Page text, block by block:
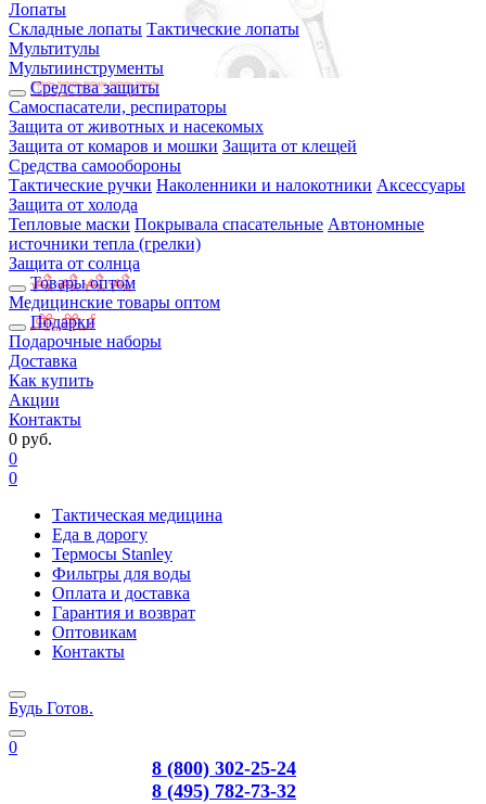
Лопаты
Складные лопаты Тактические лопаты
Мультитулы
Мультиинструменты
Средства защиты
Самоспасатели, респираторы
Защита от животных и насекомых
Защита от комаров и мошки Защита от клещей
Средства самообороны
Тактические ручки Наколенники и налокотники Аксессуары
Защита от холода
Тепловые маски Покрывала спасательные Автономные
источники тепла (грелки)
Защита от солнца
Товары оптом
Медицинские товары оптом
Подарки
Подарочные наборы
Доставка
Как купить
Акции
Контакты
0 руб.
0
0
Тактическая медицина
Еда в дорогу
Термосы Stanley
Фильтры для воды
Оплата и доставка
Гарантия и возврат
Оптовикам
Контакты
Будь Готов.
0
8 (800) 302-25-24
8 (495) 782-73-32